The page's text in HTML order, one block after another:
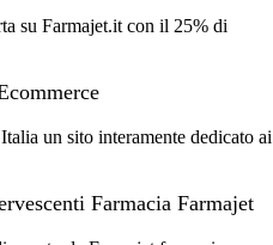
su Farmajet.it con il 25% di
un sito interamente dedicato ai
Farmacia Farmajet